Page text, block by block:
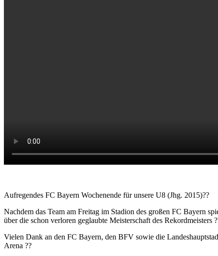
Aufregendes FC Bayern Wochenende für unsere U8 (Jhg. 2015)??
Nachdem das Team am Freitag im Stadion des großen FC Bayern
über die schon verloren geglaubte Meisterschaft des Rekordmeisters
Vielen Dank an den FC Bayern, den BFV sowie die
Arena ??